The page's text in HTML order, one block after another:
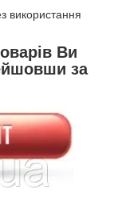
використання
Ви
за